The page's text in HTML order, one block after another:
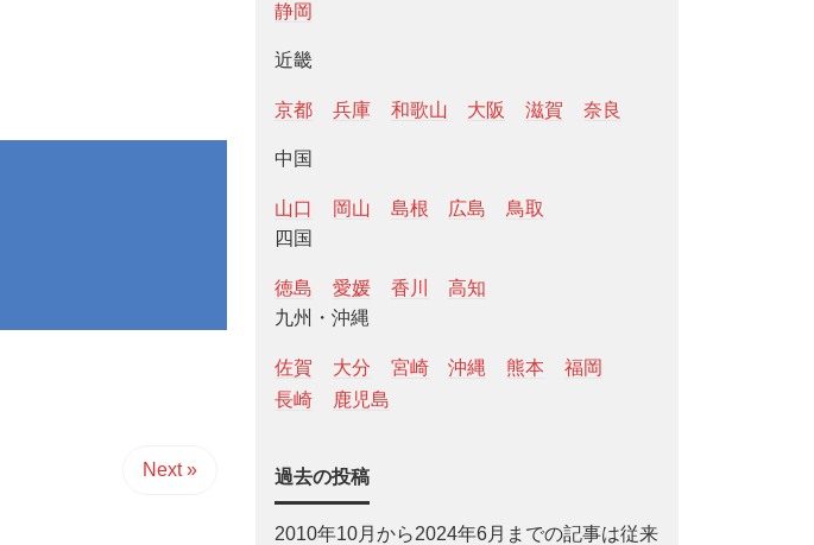
Next »
静岡
近畿
京都 兵庫 和歌山 大阪 滋賀 奈良
中国
山口 岡山 島根 広島
鳥取
四国
徳島 愛媛 香川
高知
九州・沖縄
佐賀 大分 宮崎 沖縄 熊本
福岡
長崎
鹿児島
過去の投稿
2010年10月から2024年6月までの記事は従来